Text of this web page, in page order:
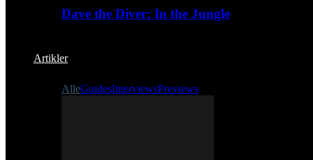
Dave the Diver: In the Jungle
Artikler
AlleGuidesInterviewsPreviews